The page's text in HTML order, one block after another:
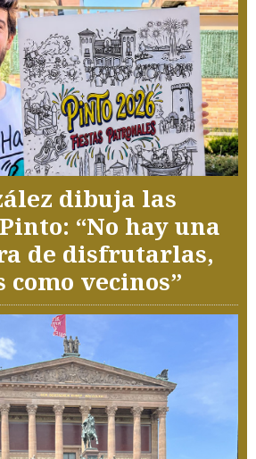
dibuja las
“No hay una
de disfrutarlas,
vecinos”